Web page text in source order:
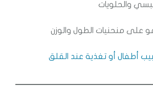
والحلويات
على منحنيات الطول والوزن
أطفال أو تغذية عند القلق